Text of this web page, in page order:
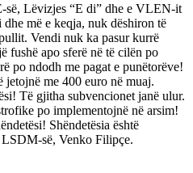
Lëvizjes “E di” dhe e VLEN-it
më e keqja, nuk dëshiron të
Vendi nuk ka pasur kurrë
fushë apo sferë në të cilën po
po ndodh me pagat e punëtorëve!
me 400 euro në muaj.
Të gjitha subvencionet janë ulur.
po implementojnë në arsim!
Shëndetësia është
së, Venko Filipçe.